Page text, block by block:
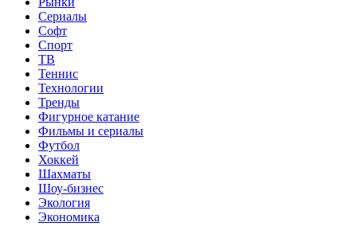
Сериалы
Софт
Спорт
ТВ
Теннис
Технологии
Тренды
Фигурное катание
Фильмы и сериалы
Футбол
Хоккей
Шахматы
Шоу-бизнес
Экология
Экономика